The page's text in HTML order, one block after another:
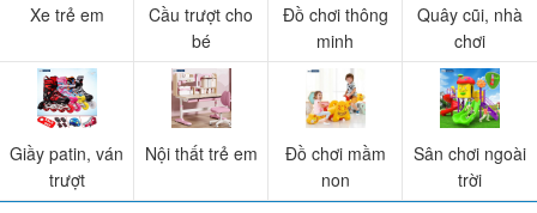
Xe trẻ em
Cầu trượt cho
bé
Đồ chơi thông
minh
Quây cũi, nhà
chơi
Giầy patin, ván
trượt
Nội thất trẻ em
Đồ chơi mầm
non
Sân chơi ngoài
trời